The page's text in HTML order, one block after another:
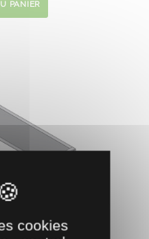
PANIER
AS
cookies